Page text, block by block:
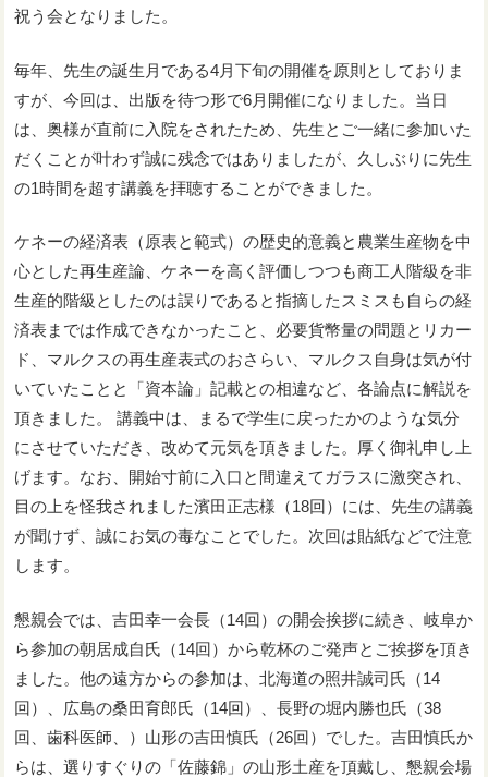
祝う会となりました。
毎年、先生の誕生月である4月下旬の開催を原則としておりま
すが、今回は、出版を待つ形で6月開催になりました。当日
は、奥様が直前に入院をされたため、先生とご一緒に参加いた
だくことが叶わず誠に残念ではありましたが、久しぶりに先生
の1時間を超す講義を拝聴することができました。
ケネーの経済表（原表と範式）の歴史的意義と農業生産物を中
心とした再生産論、ケネーを高く評価しつつも商工人階級を非
生産的階級としたのは誤りであると指摘したスミスも自らの経
済表までは作成できなかったこと、必要貨幣量の問題とリカー
ド、マルクスの再生産表式のおさらい、マルクス自身は気が付
いていたことと「資本論」記載との相違など、各論点に解説を
頂きました。 講義中は、まるで学生に戻ったかのような気分
にさせていただき、改めて元気を頂きました。厚く御礼申し上
げます。なお、開始寸前に入口と間違えてガラスに激突され、
目の上を怪我されました濱田正志様（18回）には、先生の講義
が聞けず、誠にお気の毒なことでした。次回は貼紙などで注意
します。
懇親会では、吉田幸一会長（14回）の開会挨拶に続き、岐阜か
ら参加の朝居成自氏（14回）から乾杯のご発声とご挨拶を頂き
ました。他の遠方からの参加は、北海道の照井誠司氏（14
回）、広島の桑田育郎氏（14回）、長野の堀内勝也氏（38
回、歯科医師、）山形の吉田慎氏（26回）でした。吉田慎氏か
らは、選りすぐりの「佐藤錦」の山形土産を頂戴し、懇親会場